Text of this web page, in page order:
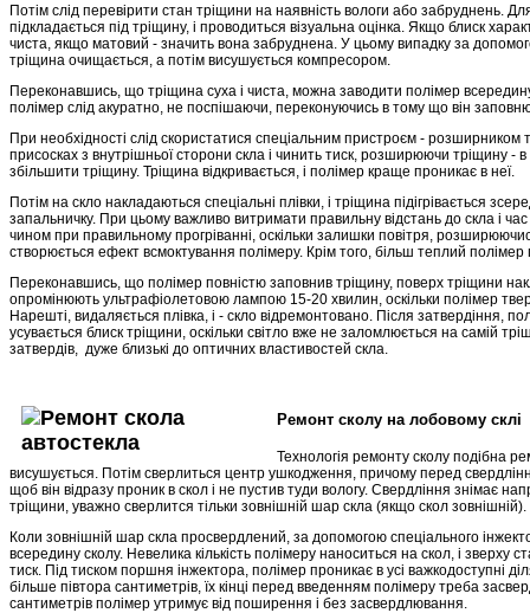
Потім слід перевірити стан тріщини на наявність вологи або забруднень.
підкладається під тріщину, і проводиться візуальна оцінка. Якщо блиск
чиста, якщо матовий - значить вона забруднена. У цьому випадку за
тріщина очищається, а потім висушується компресором.
Переконавшись, що тріщина суха і чиста, можна заводити полімер
полімер слід акуратно, не поспішаючи, переконуючись в тому що він
При необхідності слід скористатися спеціальним пристроєм - розширником
присосках з внутрішньої сторони скла і чинить тиск, розширюючи тріщину
збільшити тріщину. Тріщина відкривається, і полімер краще проникає в неї.
Потім на скло накладаються спеціальні плівки, і тріщина підігрівається
запальничку. При цьому важливо витримати правильну відстань до скла і
чином при правильному прогріванні, оскільки залишки повітря,
створюється ефект всмоктування полімеру. Крім того, більш теплий полімер
Переконавшись, що полімер повністю заповнив тріщину, поверх тріщини
опромінюють ультрафіолетовою лампою 15-20 хвилин, оскільки полімер
Нарешті, видаляється плівка, і - скло відремонтовано. Після затвердіння,
усувається блиск тріщини, оскільки світло вже не заломлюється на самій
затвердів, дуже близькі до оптичних властивостей скла.
Ремонт сколу на лобовому склі
Технологія ремонту сколу подібна
висушується. Потім сверлиться центр ушкодження, причому перед
щоб він відразу проник в скол і не пустив туди вологу. Свердління знімає
тріщини, уважно сверлится тільки зовнішній шар скла (якщо скол зовнішній).
Коли зовнішній шар скла просвердлений, за допомогою спеціального
всередину сколу. Невелика кількість полімеру наноситься на скол, і зверху
тиск. Під тиском поршня інжектора, полімер проникає в усі важкодоступні
більше півтора сантиметрів, їх кінці перед введенням полімеру треба
сантиметрів полімер утримує від поширення і без засвердлювання.